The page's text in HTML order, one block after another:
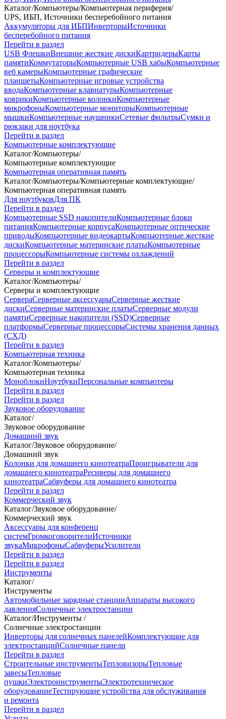
Каталог/Компьютеры/Компьютерная периферия/
UPS, ИБП, Источники бесперебойного питания
Аккумуляторы для ИБПИнверторыИсточники
бесперебойного питания
Перейти в раздел
USB ФлешкиВнешние жесткие дискиКартридерыКарты
памятиКоммутаторыКомпьютерные USB хабыКомпьютерные
веб камерыКомпьютерные графические
планшетыКомпьютерные игровые устройства
вводаКомпьютерные клавиатурыКомпьютерные
коврикиКомпьютерные колонкиКомпьютерные
микрофоныКомпьютерные мониторыКомпьютерные
мышкиКомпьютерные наушникиСетевые фильтрыСумки и
рюкзаки для ноутбука
Перейти в раздел
Компьютерные комплектующие
Каталог/Компьютеры/
Компьютерные комплектующие
Компьютерная оперативная память
Каталог/Компьютеры/Компьютерные комплектующие/
Компьютерная оперативная память
Для ноутбуковДля ПК
Перейти в раздел
Компьютерные SSD накопителиКомпьютерные блоки
питанияКомпьютерные корпусаКомпьютерные оптические
приводыКомпьютерные видеокартыКомпьютерные жесткие
дискиКомпьютерные материнские платыКомпьютерные
процессорыКомпьютерные системы охлаждений
Перейти в раздел
Серверы и комплектующие
Каталог/Компьютеры/
Серверы и комплектующие
СервераСерверные аксессуарыСерверные жесткие
дискиСерверные материнские платыСерверные модули
памятиСерверные накопители (SSD)Серверные
платформыСерверные процессорыСистемы хранения данных
(СХД)
Перейти в раздел
Компьютерная техника
Каталог/Компьютеры/
Компьютерная техника
МоноблокиНоутбукиПерсональные компьютеры
Перейти в раздел
Перейти в раздел
Звуковое оборудование
Каталог/
Звуковое оборудование
Домашний звук
Каталог/Звуковое оборудование/
Домашний звук
Колонки для домашнего кинотеатраПроигрыватели для
домашнего кинотеатраРесиверы для домашнего
кинотеатраСабвуферы для домашнего кинотеатра
Перейти в раздел
Коммерческий звук
Каталог/Звуковое оборудование/
Коммерческий звук
Аксессуары для конференц
системГромкоговорителиИсточники
звукаМикрофоныСабвуферыУсилители
Перейти в раздел
Перейти в раздел
Инструменты
Каталог/
Инструменты
Автомобильные зарядные станцииАппараты высокого
давленияСолнечные электростанции
Каталог/Инструменты /
Солнечные электростанции
Инверторы для солнечных панелейКомплектующие для
электростанцийСолнечные панели
Перейти в раздел
Строительные инструментыТепловизорыТепловые
завесыТепловые
пушкиЭлектроинструментыЭлектротехническое
оборудованиеТестирующие устройства для обслуживания
и ремонта
Перейти в раздел